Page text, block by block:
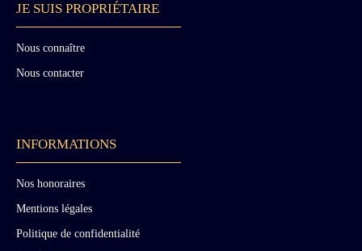
JE SUIS PROPRIÉTAIRE
Nous connaître
Nous contacter
INFORMATIONS
Nos honoraires
Mentions légales
Politique de confidentialité